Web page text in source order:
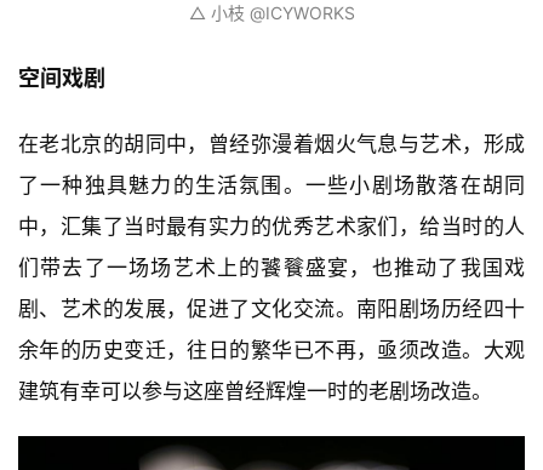
△ 小枝 @ICYWORKS
空间戏剧
在老北京的胡同中，曾经弥漫着烟火气息与艺术，形成
了一种独具魅力的生活氛围。一些小剧场散落在胡同
中，汇集了当时最有实力的优秀艺术家们，给当时的人
们带去了一场场艺术上的饕餮盛宴，也推动了我国戏
剧、艺术的发展，促进了文化交流。南阳剧场历经四十
余年的历史变迁，往日的繁华已不再，亟须改造。大观
建筑有幸可以参与这座曾经辉煌一时的老剧场改造。